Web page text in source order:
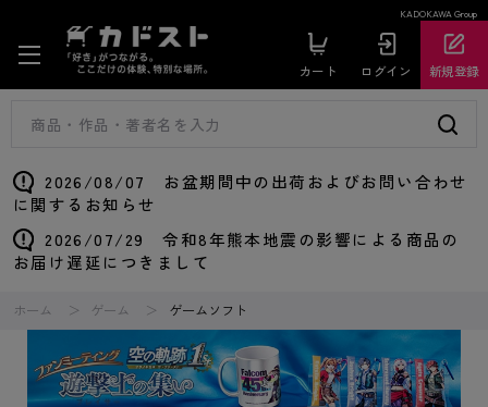
KADOKAWA Group
カート ログイン 新規登録
2026/08/07 お盆期間中の出荷およびお問い合わせ
に関するお知らせ
2026/07/29 令和8年熊本地震の影響による商品の
お届け遅延につきまして
ホーム ゲーム ゲームソフト